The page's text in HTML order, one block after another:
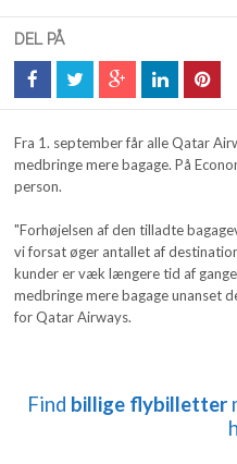
DEL PÅ
Fra 1. september får alle Qatar
medbringe mere bagage. På
person.
"Forhøjelsen af den tilladte
vi forsat øger antallet af
kunder er væk længere tid af
medbringe mere bagage unanset
for Qatar Airways.
Find billige flybilletter